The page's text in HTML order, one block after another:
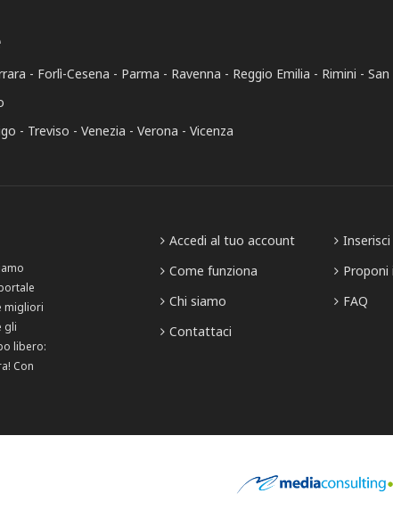
Forlì-Cesena Parma Ravenna Reggio Emilia Rimini
Treviso Venezia Verona Vicenza
migliori
gli
libero:
Con
Accedi al tuo account
Come funziona
Chi siamo
Contattaci
Proponi
FAQ